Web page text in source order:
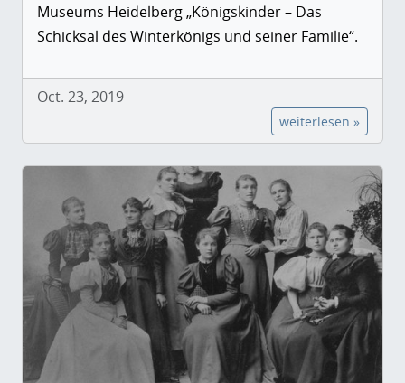
Museums Heidelberg „Königskinder – Das
Schicksal des Winterkönigs und seiner Familie“.
Oct. 23, 2019
weiterlesen »